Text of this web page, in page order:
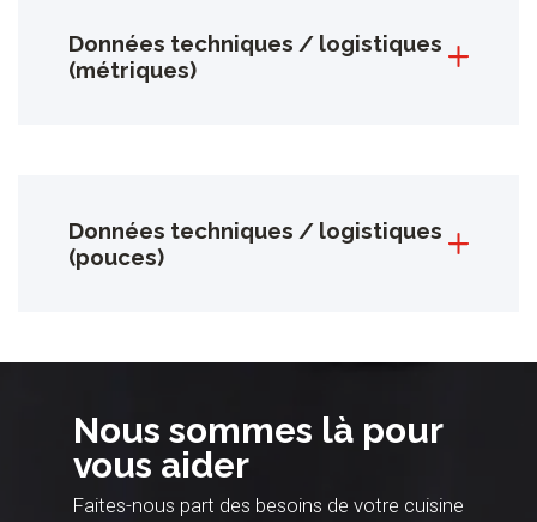
Données techniques / logistiques
(métriques)
Données techniques / logistiques
(pouces)
Nous sommes là pour
vous aider
Faites-nous part des besoins de votre cuisine